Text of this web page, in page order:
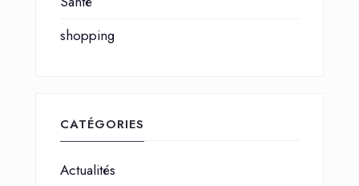
shopping
CATÉGORIES
Actualités